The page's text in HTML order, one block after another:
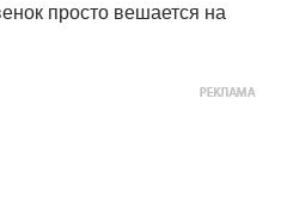
просто вешается на